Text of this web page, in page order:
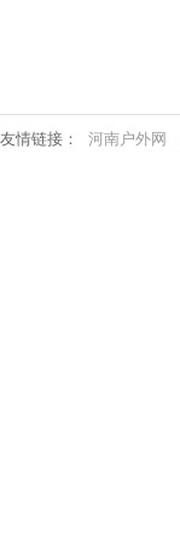
友情链接： 河南户外网